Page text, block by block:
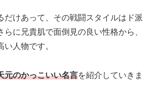
だけあって、その戦闘スタイルはド派
らに兄貴肌で面倒見の良い性格から、
人物です。
元のかっこいい名言を紹介していきま